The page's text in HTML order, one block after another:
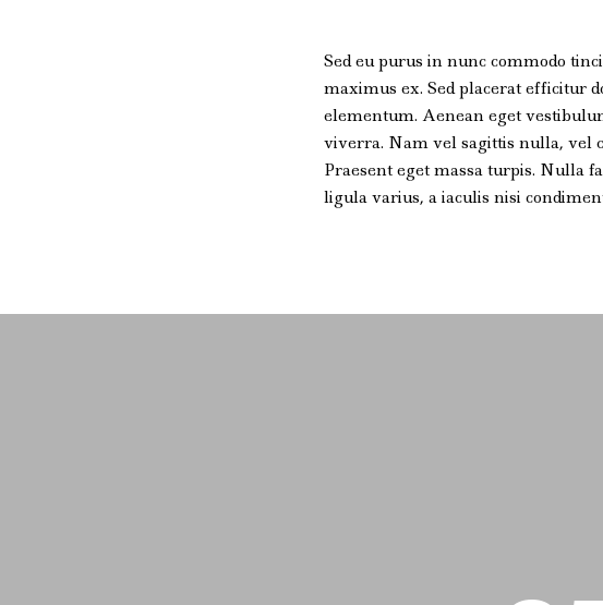
Sed eu purus in nunc commodo
maximus ex. Sed placerat efficitur
elementum. Aenean eget
viverra. Nam vel sagittis nulla, vel
Praesent eget massa turpis. Nulla
ligula varius, a iaculis nisi